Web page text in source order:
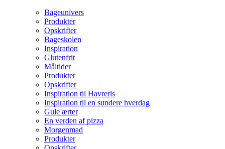
Bageunivers
Produkter
Opskrifter
Bageskolen
Inspiration
Glutenfrit
Måltider
Produkter
Opskrifter
Inspiration til Havreris
Inspiration til en sundere hverdag
Gule ærter
En verden af pizza
Morgenmad
Produkter